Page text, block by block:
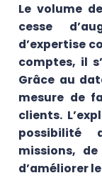
Le volume
cesse
d’expertise
comptes, il
Grâce au
mesure de
clients.
possibilité
missions,
d’améliorer